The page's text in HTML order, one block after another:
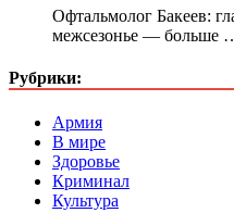
Офтальмолог Бакеев:
межсезонье — больше
Рубрики:
Армия
В мире
Здоровье
Криминал
Культура